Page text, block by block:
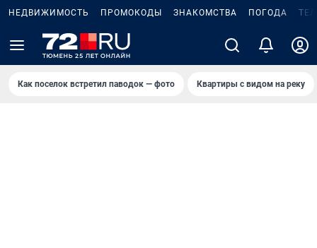
НЕДВИЖИМОСТЬ ПРОМОКОДЫ ЗНАКОМСТВА ПОГОДА
Как поселок встретил паводок — фото Квартиры с видом на реку